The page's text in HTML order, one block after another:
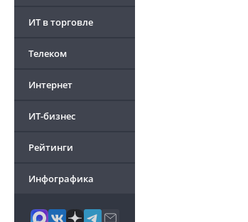
ИТ в торговле
Телеком
Интернет
ИТ-бизнес
Рейтинги
Инфографика